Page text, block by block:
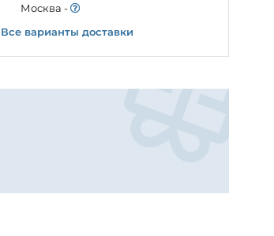
Моcква -
Все варианты доставки